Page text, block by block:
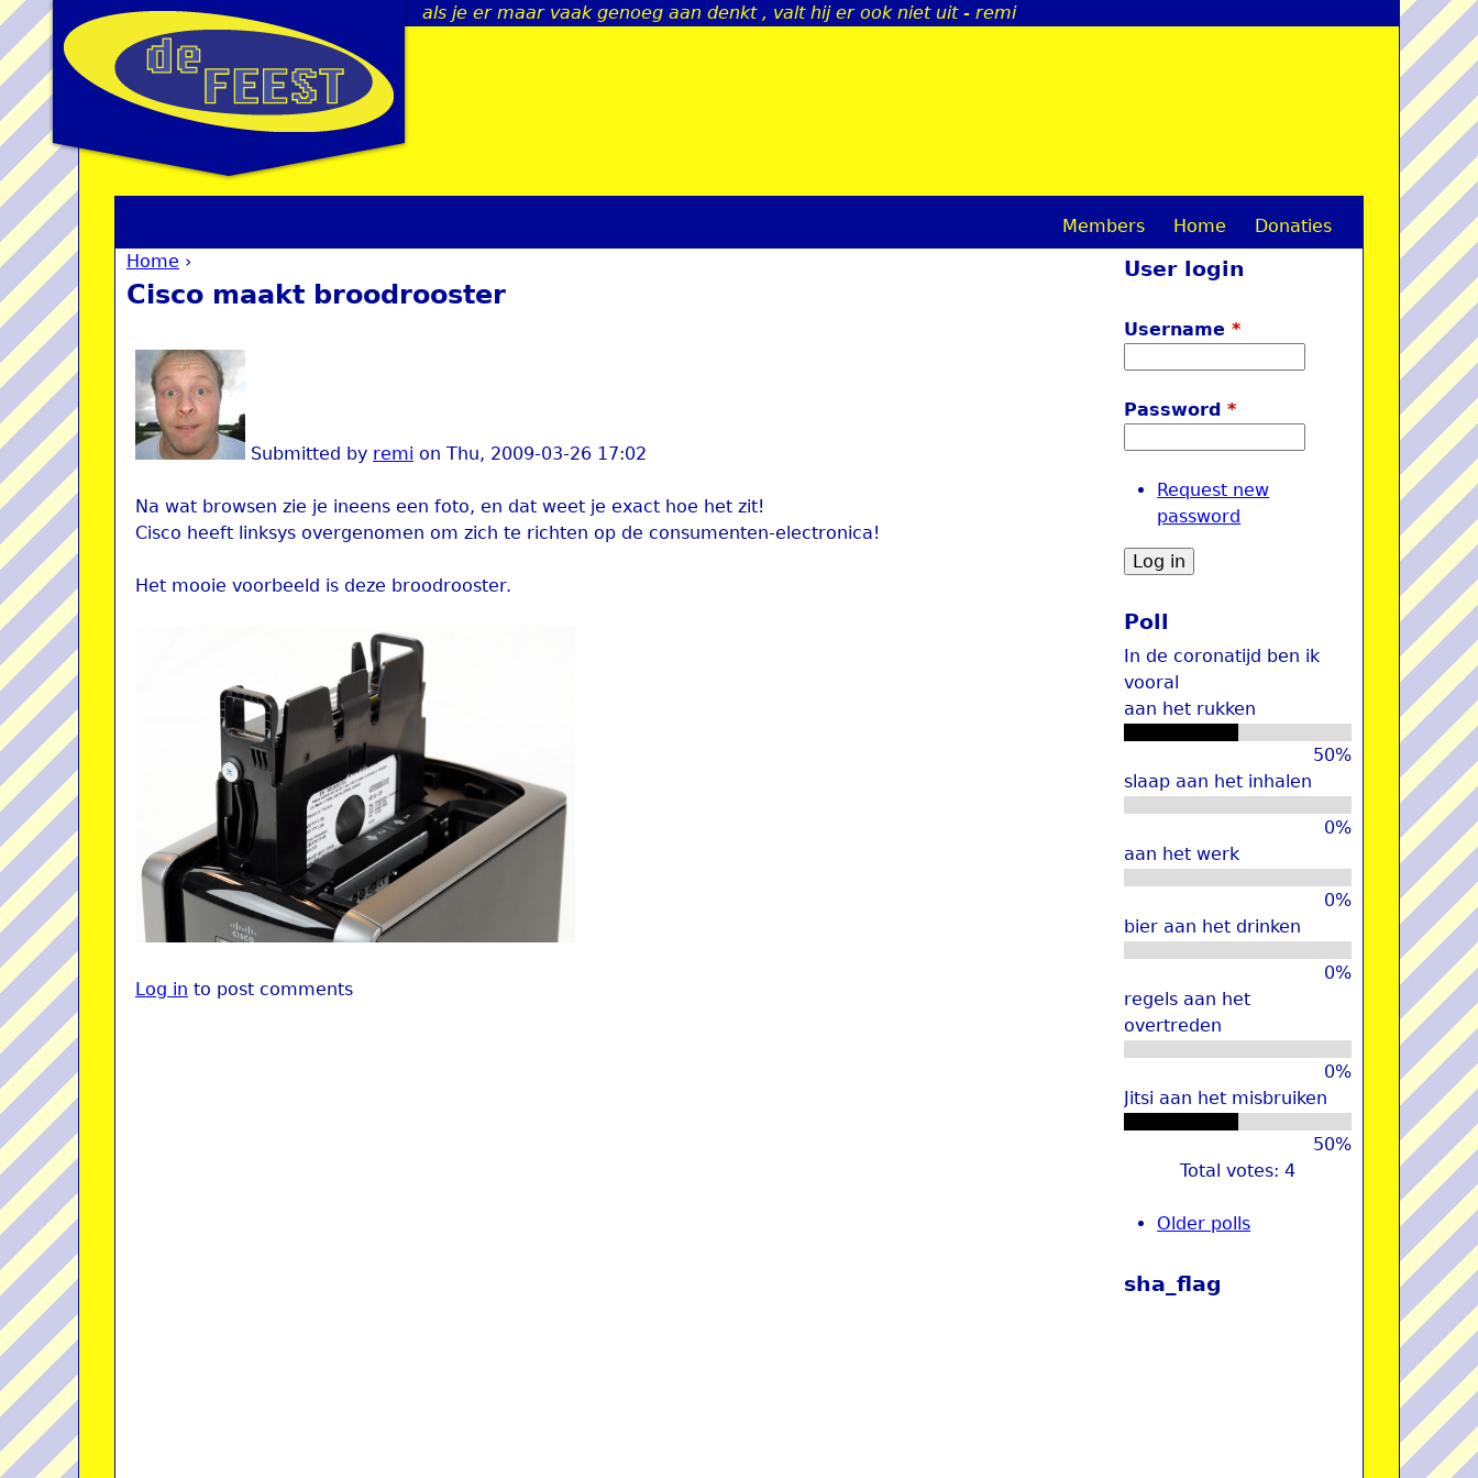
Jump to navigation
als je er maar vaak genoeg aan denkt , valt hij er ook niet uit - remi
You are here
Home ›
Cisco maakt broodrooster
Submitted by remi on Thu, 2009-03-26 17:02
Na wat browsen zie je ineens een foto, en dat weet je exact hoe het zit!
Cisco heeft linksys overgenomen om zich te richten op de consumenten-electronica!
Het mooie voorbeeld is deze broodrooster.
Log in to post comments
M
Members Home Donaties
User login
Username*
Password*
Request new
password
Poll
In de coronatijd ben ik
vooral
aan het rukken
50%
slaap aan het inhalen
0%
aan het werk
0%
bier aan het drinken
0%
regels aan het
overtreden
0%
Jitsi aan het misbruiken
50%
Total votes: 4
Older polls
sha_flag